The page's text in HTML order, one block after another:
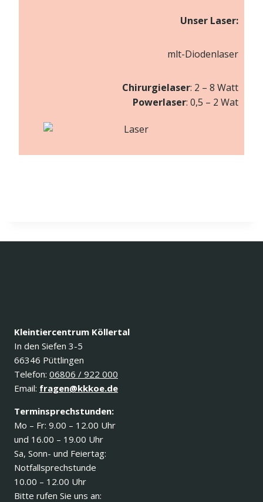
Unser Laser:
mlt-Diodenlaser
Chirurgielaser: 2 – 8 Watt
Powerlaser: 0,5 – 2 Wat
Kleintiercentrum Köllertal
In den Siefen 3-5
66346 Püttlingen
Telefon: 06806 / 922 000
Email: fragen@kkkoe.de
Terminsprechstunden:
Mo – Fr: 9.00 – 12.00 Uhr
und 16.00 – 19.00 Uhr
Sa, Sonn- und Feiertag:
Notfallsprechstunde
10.00 – 12.00 Uhr
Bitte rufen Sie uns an: